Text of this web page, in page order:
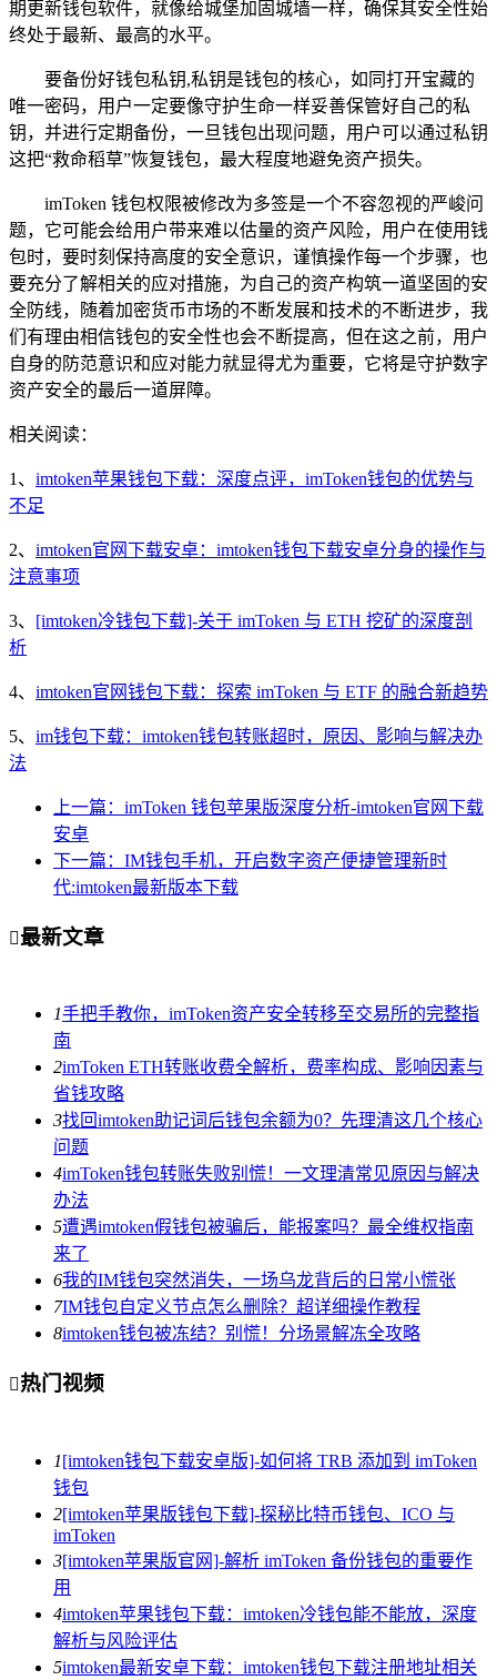
期更新钱包软件，就像给城堡加固城墙一样，确保其安全性始
终处于最新、最高的水平。
要备份好钱包私钥,私钥是钱包的核心，如同打开宝藏的
唯一密码，用户一定要像守护生命一样妥善保管好自己的私
钥，并进行定期备份，一旦钱包出现问题，用户可以通过私钥
这把“救命稻草”恢复钱包，最大程度地避免资产损失。
imToken 钱包权限被修改为多签是一个不容忽视的严峻问
题，它可能会给用户带来难以估量的资产风险，用户在使用钱
包时，要时刻保持高度的安全意识，谨慎操作每一个步骤，也
要充分了解相关的应对措施，为自己的资产构筑一道坚固的安
全防线，随着加密货币市场的不断发展和技术的不断进步，我
们有理由相信钱包的安全性也会不断提高，但在这之前，用户
自身的防范意识和应对能力就显得尤为重要，它将是守护数字
资产安全的最后一道屏障。
相关阅读：
1、 imtoken苹果钱包下载：深度点评，imToken钱包的优势与
不足
2、 imtoken官网下载安卓：imtoken钱包下载安卓分身的操作与
注意事项
3、 [imtoken冷钱包下载]-关于 imToken 与 ETH 挖矿的深度剖
析
4、 imtoken官网钱包下载：探索 imToken 与 ETF 的融合新趋势
5、 im钱包下载：imtoken钱包转账超时，原因、影响与解决办
法
上一篇：imToken 钱包苹果版深度分析-imtoken官网下载
安卓
下一篇：IM钱包手机，开启数字资产便捷管理新时
代:imtoken最新版本下载
最新文章
1手把手教你，imToken资产安全转移至交易所的完整指
南
2imToken ETH转账收费全解析，费率构成、影响因素与
省钱攻略
3找回imtoken助记词后钱包余额为0？先理清这几个核心
问题
4imToken钱包转账失败别慌！一文理清常见原因与解决
办法
5遭遇imtoken假钱包被骗后，能报案吗？最全维权指南
来了
6我的IM钱包突然消失，一场乌龙背后的日常小慌张
7IM钱包自定义节点怎么删除？超详细操作教程
8imtoken钱包被冻结？别慌！分场景解冻全攻略
热门视频
1[imtoken钱包下载安卓版]-如何将 TRB 添加到 imToken
钱包
2[imtoken苹果版钱包下载]-探秘比特币钱包、ICO 与
imToken
3[imtoken苹果版官网]-解析 imToken 备份钱包的重要作
用
4imtoken苹果钱包下载：imtoken冷钱包能不能放，深度
解析与风险评估
5imtoken最新安卓下载：imtoken钱包下载注册地址相关